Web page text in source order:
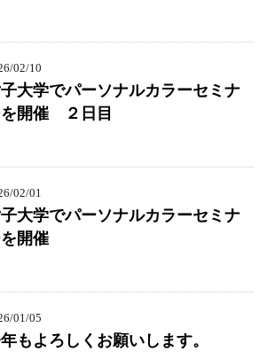
02/10
大学でパーソナルカラーセミナ
開催 ２日目
02/01
大学でパーソナルカラーセミナ
開催
01/05
もよろしくお願いします。